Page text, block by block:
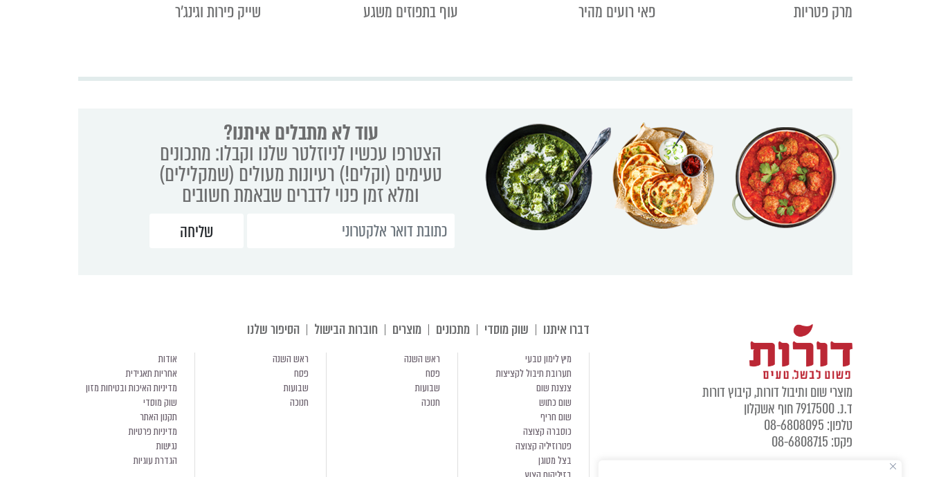
מרק פטריות פאי רועים מהיר עוף בתפוזים משגע שייק פירות וגינג'ר
עוד לא מתבלים איתנו?
הצטרפו עכשיו לניוזלטר שלנו וקבלו: מתכונים
טעימים (וקלים!) רעיונות מעולים (שמקלילים)
ומלא זמן פנוי לדברים שבאמת חשובים
מוצרי שום ותיבול דורות, קיבוץ דורות
ד.נ. 7917500 חוף אשקלון
טלפון: 08-6808095
פקס: 08-6808715
דברו איתנו שוק מוסדי מתכונים מוצרים חוברות הבישול הסיפור שלנו
מיץ לימון טבעי
תערובת תיבול לקציצות
צנצנת שום
שום כתוש
שום חריף
כוסברה קצוצה
פטרוזיליה קצוצה
בצל מטוגן
ראש השנה
פסח
שבועות
חנוכה
ראש השנה
פסח
שבועות
חנוכה
אודות
אחריות תאגידית
מדיניות האיכות ובטיחות מזון
שוק מוסדי
תקנון האתר
מדיניות פרטיות
נגישות
הגדרת עוגיות